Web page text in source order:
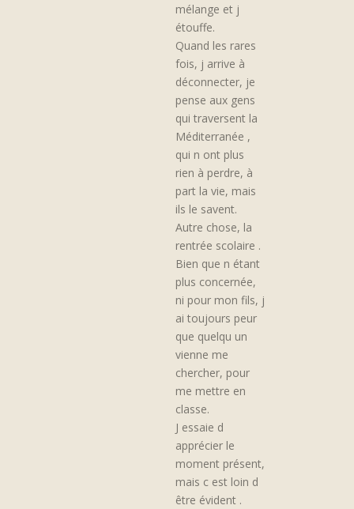
mélange et j
étouffe.
Quand les rares
fois, j arrive à
déconnecter, je
pense aux gens
qui traversent la
Méditerranée ,
qui n ont plus
rien à perdre, à
part la vie, mais
ils le savent.
Autre chose, la
rentrée scolaire .
Bien que n étant
plus concernée,
ni pour mon fils, j
ai toujours peur
que quelqu un
vienne me
chercher, pour
me mettre en
classe.
J essaie d
apprécier le
moment présent,
mais c est loin d
être évident .